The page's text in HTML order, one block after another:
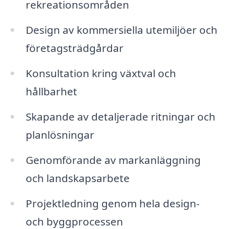
rekreationsområden
Design av kommersiella utemiljöer och
företagsträdgårdar
Konsultation kring växtval och
hållbarhet
Skapande av detaljerade ritningar och
planlösningar
Genomförande av markanläggning
och landskapsarbete
Projektledning genom hela design-
och byggprocessen